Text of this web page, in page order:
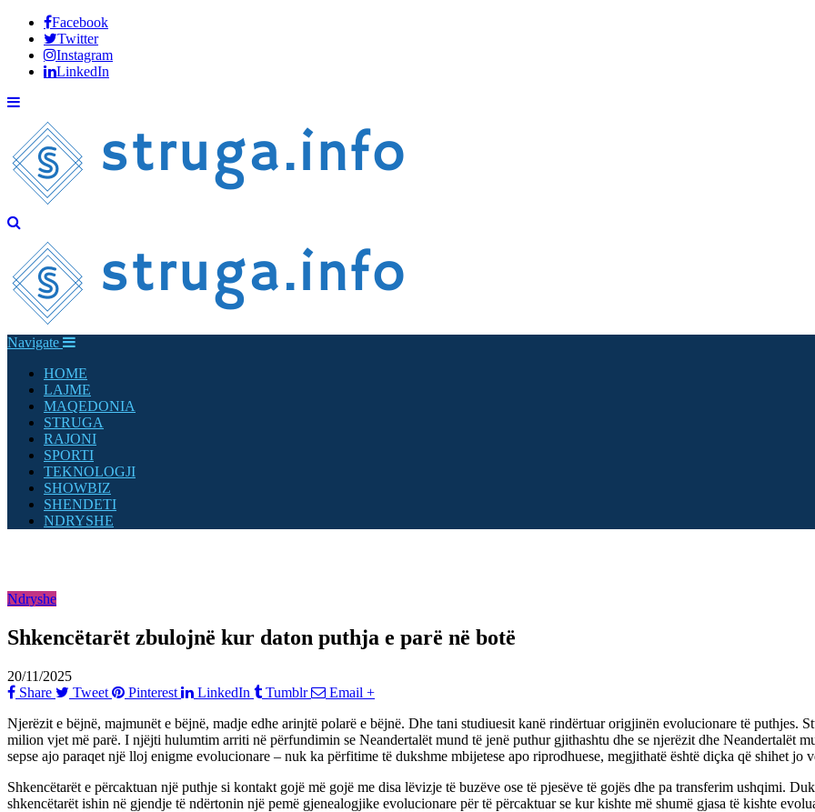
Facebook
Twitter
Instagram
LinkedIn
Navigate
HOME
LAJME
MAQEDONIA
STRUGA
RAJONI
SPORTI
TEKNOLOGJI
SHOWBIZ
SHENDETI
NDRYSHE
Ndryshe
Shkencëtarët zbulojnë kur daton puthja e parë në botë
20/11/2025
Share
Tweet Pinterest LinkedIn Tumblr Email +
Njerëzit e bëjnë, majmunët e bëjnë, madje edhe arinjtë polarë e bëjnë. Dhe tani studiuesit kanë rindërtuar origjinën evolucionare të puthjes.
milion vjet më parë. I njëjti hulumtim arriti në përfundimin se Neandertalët mund të jenë puthur gjithashtu dhe se njerëzit dhe Neandertalët
sepse ajo paraqet një lloj enigme evolucionare – nuk ka përfitime të dukshme mbijetese apo riprodhuese, megjithatë është diçka që shihet jo
Shkencëtarët e përcaktuan një puthje si kontakt gojë më gojë me disa lëvizje të buzëve ose të pjesëve të gojës dhe pa transferim ushqimi.
shkencëtarët ishin në gjendje të ndërtonin një pemë gjenealogjike evolucionare për të përcaktuar se kur kishte më shumë gjasa të kishte